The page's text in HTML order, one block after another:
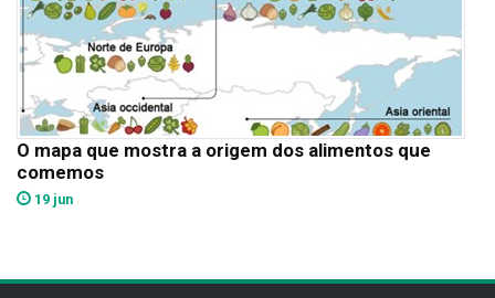
O mapa que mostra a origem dos alimentos que
comemos
19 jun